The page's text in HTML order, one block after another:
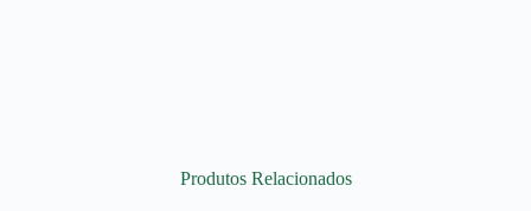
Produtos Relacionados